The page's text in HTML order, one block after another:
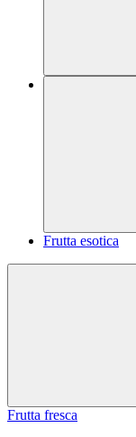
Frutta esotica
Frutta fresca